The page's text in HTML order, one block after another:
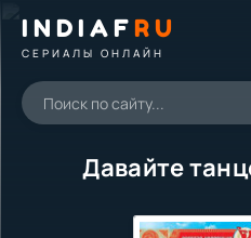
INDIAFRU
СЕРИАЛЫ ОНЛАЙН
Давайте